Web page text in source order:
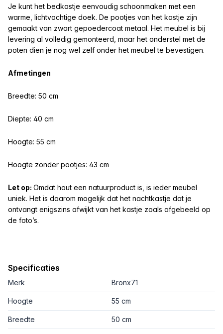
Je kunt het bedkastje eenvoudig schoonmaken met een
warme, lichtvochtige doek. De pootjes van het kastje zijn
gemaakt van zwart gepoedercoat metaal. Het meubel is bij
levering al volledig gemonteerd, maar het onderstel met de
poten dien je nog wel zelf onder het meubel te bevestigen.
Afmetingen
Breedte: 50 cm
Diepte: 40 cm
Hoogte: 55 cm
Hoogte zonder pootjes: 43 cm
Let op: Omdat hout een natuurproduct is, is ieder meubel
uniek. Het is daarom mogelijk dat het nachtkastje dat je
ontvangt enigszins afwijkt van het kastje zoals afgebeeld op
de foto’s.
Specificaties
Merk Bronx71
Hoogte 55 cm
Breedte 50 cm